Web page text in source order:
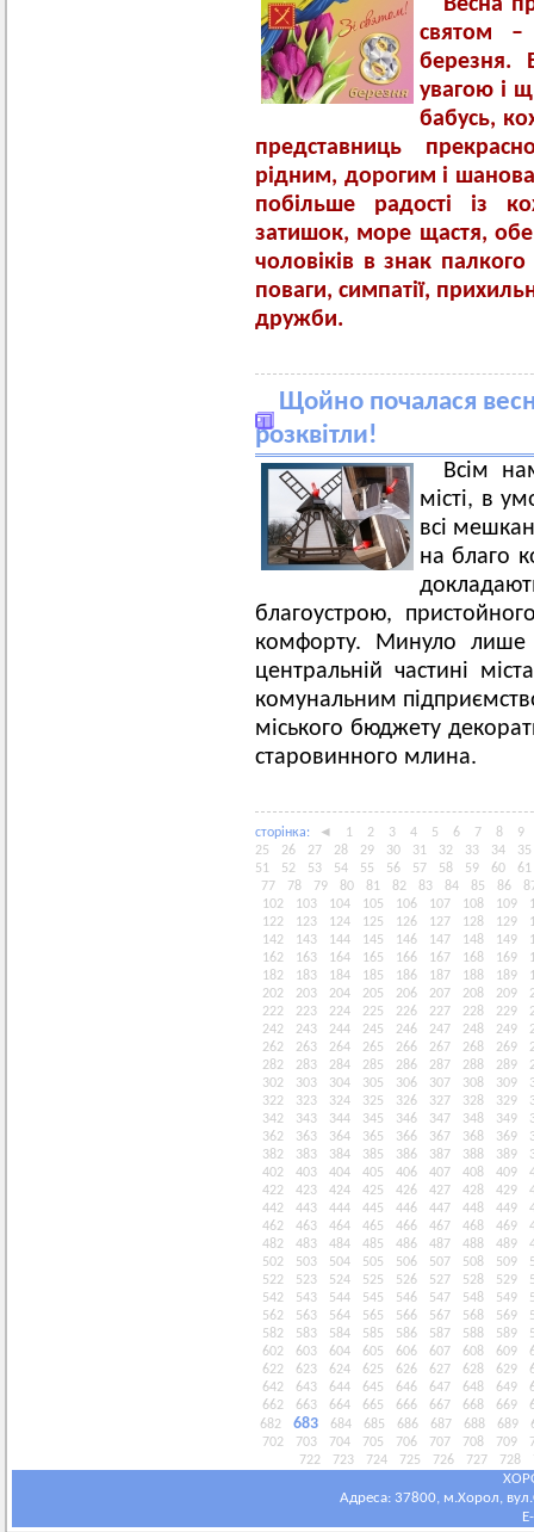
Весна
святом
березня.
увагою і
бабусь,
представниць
рідним, дорогим і
побільше радості із
затишок, море щастя,
чоловіків в знак
поваги, симпатії,
дружби.
Щойно почалася
розквітли!
Всім
місті, в
всі
на благо
благоустрою,
комфорту. Минуло лише
центральній частині
комунальним
міського бюджету
старовинного млина.
сторiнка: ◄ 1 2 3 4 5 6 7 8
9
25
26 27 28 29 30 31 32 33 34
35
51
52 53 54 55 56 57 58 59 60
61
77
78 79 80 81 82 83 84 85 86
102
103 104 105 106 107 108 109
122
123 124 125 126 127 128 129
142
143 144 145 146 147 148 149
162
163 164 165 166 167 168 169
182
183 184 185 186 187 188 189
202
203 204 205 206 207 208 209
222
223 224 225 226 227 228 229
242
243 244 245 246 247 248 249
262
263 264 265 266 267 268 269
282
283 284 285 286 287 288 289
302
303 304 305 306 307 308 309
322
323 324 325 326 327 328 329
342
343 344 345 346 347 348 349
362
363 364 365 366 367 368 369
382
383 384 385 386 387 388 389
402
403 404 405 406 407 408 409
422
423 424 425 426 427 428 429
442
443 444 445 446 447 448 449
462
463 464 465 466 467 468 469
482
483 484 485 486 487 488 489
502
503 504 505 506 507 508 509
522
523 524 525 526 527 528 529
542
543 544 545 546 547 548 549
562
563 564 565 566 567 568 569
582
583 584 585 586 587 588 589
602
603 604 605 606 607 608 609
622
623 624 625 626 627 628 629
642
643 644 645 646 647 648 649
662
663 664 665 666 667 668 669
682
683 684 685 686 687 688 689
702
703 704 705 706 707 708 709
722
723 724 725 726 727 728
Адреса: 37800, м.Хорол,